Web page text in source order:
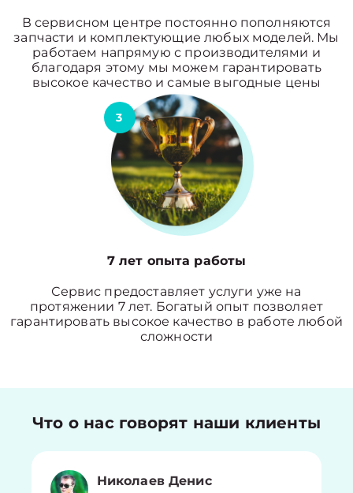
В сервисном центре постоянно пополняются
запчасти и комплектующие любых моделей. Мы
работаем напрямую с производителями и
благодаря этому мы можем гарантировать
высокое качество и самые выгодные цены
3
7 лет опыта работы
Сервис предоставляет услуги уже на
протяжении 7 лет. Богатый опыт позволяет
гарантировать высокое качество в работе любой
сложности
Что о нас говорят наши клиенты
Николаев Денис